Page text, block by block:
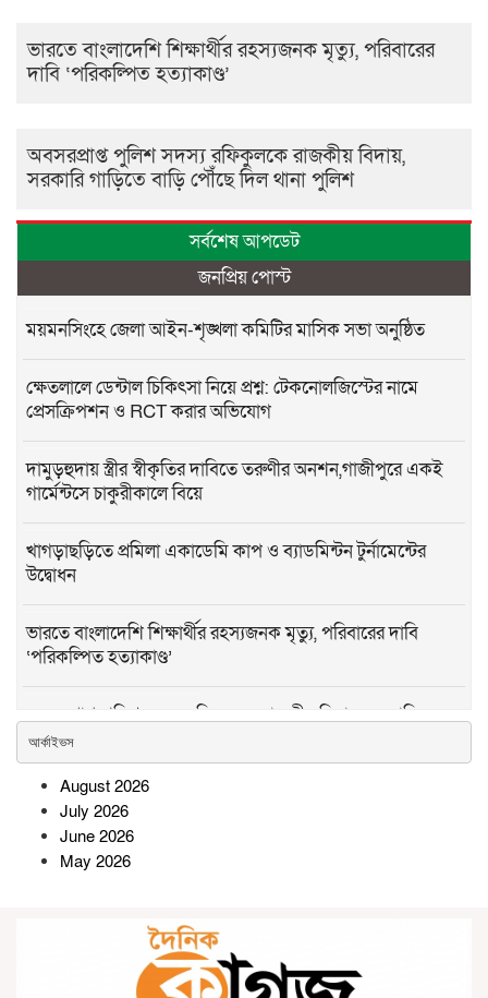
ভারতে বাংলাদেশি শিক্ষার্থীর রহস্যজনক মৃত্যু, পরিবারের
দাবি ‘পরিকল্পিত হত্যাকাণ্ড’
অবসরপ্রাপ্ত পুলিশ সদস্য রফিকুলকে রাজকীয় বিদায়,
সরকারি গাড়িতে বাড়ি পৌঁছে দিল থানা পুলিশ
সর্বশেষ আপডেট
জনপ্রিয় পোস্ট
ময়মনসিংহে জেলা আইন-শৃঙ্খলা কমিটির মাসিক সভা অনুষ্ঠিত
ক্ষেতলালে ডেন্টাল চিকিৎসা নিয়ে প্রশ্ন: টেকনোলজিস্টের নামে
প্রেসক্রিপশন ও RCT করার অভিযোগ
দামুড়হুদায় স্ত্রীর স্বীকৃতির দাবিতে তরুণীর অনশন,গাজীপুরে একই
গার্মেন্টসে চাকুরীকালে বিয়ে
খাগড়াছড়িতে প্রমিলা একাডেমি কাপ ও ব্যাডমিন্টন টুর্নামেন্টের
উদ্বোধন
ভারতে বাংলাদেশি শিক্ষার্থীর রহস্যজনক মৃত্যু, পরিবারের দাবি
‘পরিকল্পিত হত্যাকাণ্ড’
অবসরপ্রাপ্ত পুলিশ সদস্য রফিকুলকে রাজকীয় বিদায়, সরকারি
গাড়িতে বাড়ি পৌঁছে দিল থানা পুলিশ
মানববন্ধন
আর্কাইভস
August 2026
July 2026
June 2026
May 2026